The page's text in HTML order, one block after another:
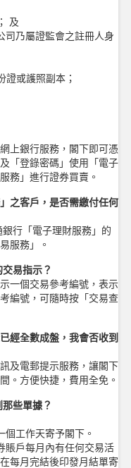
及
司乃屬證監會之註冊人身
證或護照副本；
上銀行服務，閣下即可憑
「登錄密碼」使用「電子
務」進行證券買賣。
之客戶，是否需繳付任何
行「電子理財服務」的
服務」。
易指示？
一個交易參考編號，表示
編號，可隨時按「交易查
經全數成盤，我會否收到
及電郵提示服務，讓閣下
。方便快捷，費用全免。
些單據？
工作天寄予閣下。
賬戶每月內有任何交易活
每月完結後印發月結單寄